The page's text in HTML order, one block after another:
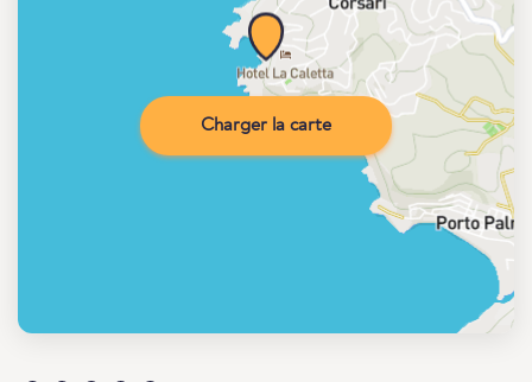
Charger la carte